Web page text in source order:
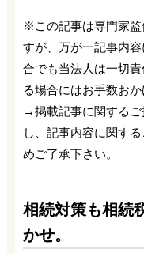
※この記事は専門家監
すが、万が一記事内
合でも当法人は一切
る場合にはお手数お
→掲載記事に関するご
し、記事内容に関す
めご了承下さい。
相続対策も相続
かせ。